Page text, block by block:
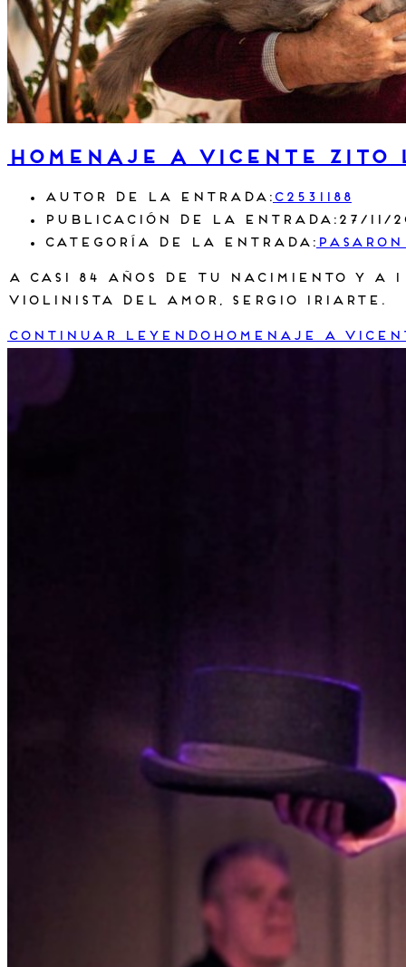
Homenaje a Vicente Zito
Autor de la entrada: c2531188
Publicación de la entrada: 27/11/
Categoría de la entrada:
A casi 84 años de tu nacimiento y a
violinista del amor, Sergio Iriarte.
Continuar leyendo Homenaje a